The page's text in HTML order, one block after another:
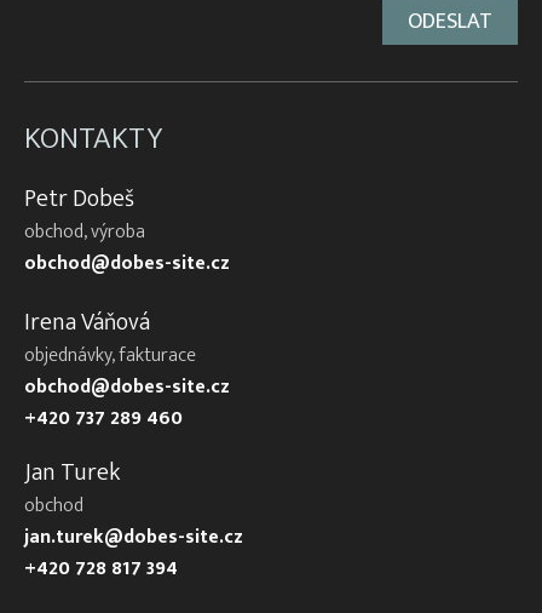
KONTAKTY
Petr Dobeš
obchod, výroba
obchod@dobes-site.cz
Irena Váňová
objednávky, fakturace
obchod@dobes-site.cz
+420 737 289 460
Jan Turek
obchod
jan.turek@dobes-site.cz
+420 728 817 394